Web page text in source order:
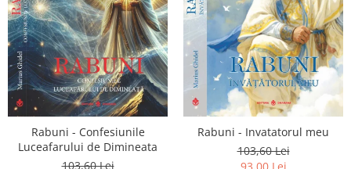
Rabuni - Confesiunile
Luceafarului de Dimineata
103,60 Lei
Rabuni - Invatatorul meu
103,60 Lei